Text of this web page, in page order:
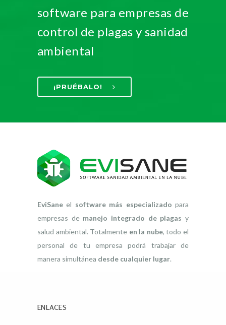
software para empresas de
control de plagas y sanidad
ambiental
¡PRUÉBALO!
EviSane el software más especializado para
empresas de manejo integrado de plagas y
salud ambiental. Totalmente en la nube, todo el
personal de tu empresa podrá trabajar de
manera simultánea desde cualquier lugar.
ENLACES